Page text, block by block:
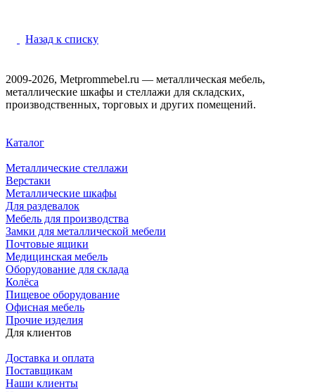
Назад к списку
2009-2026, Metprommebel.ru — металлическая мебель,
металлические шкафы и стеллажи для складских,
производственных, торговых и других помещений.
Каталог
Металлические стеллажи
Верстаки
Металлические шкафы
Для раздевалок
Мебель для производства
Замки для металлической мебели
Почтовые ящики
Медицинская мебель
Оборудование для склада
Колёса
Пищевое оборудование
Офисная мебель
Прочие изделия
Для клиентов
Доставка и оплата
Поставщикам
Наши клиенты